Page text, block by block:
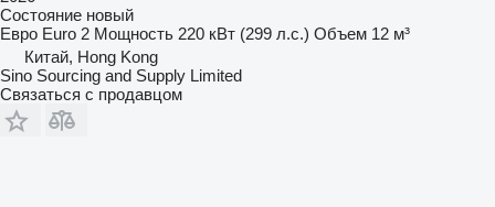
Состояние новый
Евро Euro 2 Мощность 220 кВт (299 л.с.) Объем 12 м³
Китай, Hong Kong
Sino Sourcing and Supply Limited
Связаться с продавцом